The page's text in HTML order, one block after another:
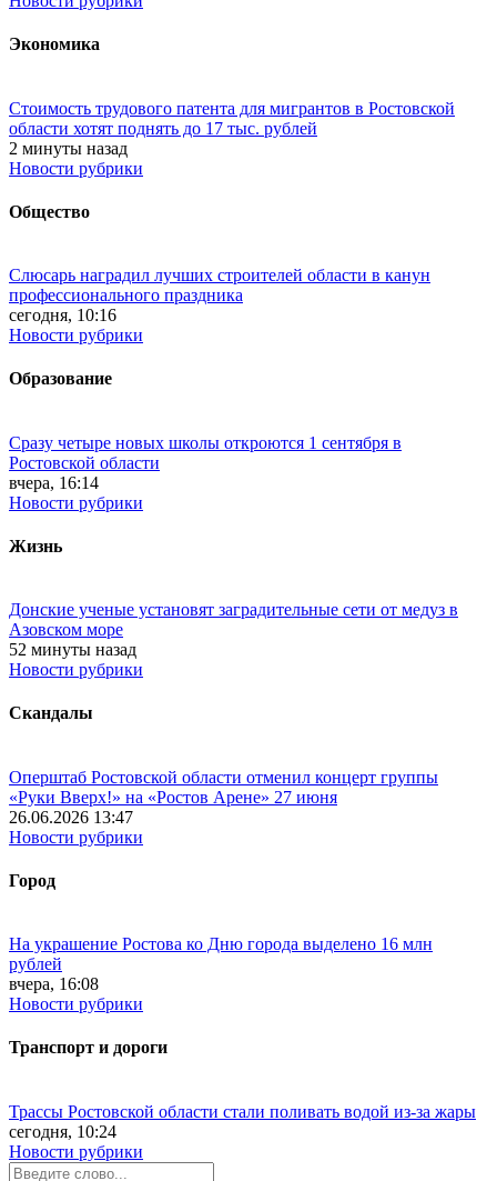
Экономика
Стоимость трудового патента для мигрантов в Ростовской
области хотят поднять до 17 тыс. рублей
2 минуты назад
Новости рубрики
Общество
Слюсарь наградил лучших строителей области в канун
профессионального праздника
сегодня, 10:16
Новости рубрики
Образование
Сразу четыре новых школы откроются 1 сентября в
Ростовской области
вчера, 16:14
Новости рубрики
Жизнь
Донские ученые установят заградительные сети от медуз в
Азовском море
52 минуты назад
Новости рубрики
Скандалы
Оперштаб Ростовской области отменил концерт группы
«Руки Вверх!» на «Ростов Арене» 27 июня
26.06.2026 13:47
Новости рубрики
Город
На украшение Ростова ко Дню города выделено 16 млн
рублей
вчера, 16:08
Новости рубрики
Транспорт и дороги
Трассы Ростовской области стали поливать водой из-за жары
сегодня, 10:24
Новости рубрики